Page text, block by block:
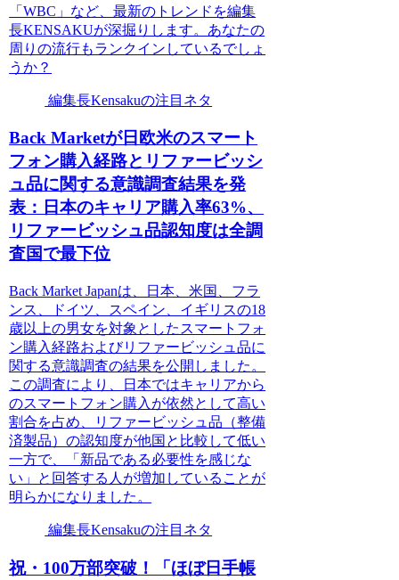
「WBC」など、最新のトレンドを編集
長KENSAKUが深掘りします。あなたの
周りの流行もランクインしているでしょ
うか？
編集長Kensakuの注目ネタ
Back Marketが日欧米のスマート
フォン購入経路とリファービッシ
ュ品に関する意識調査結果を発
表：日本のキャリア購入率63%、
リファービッシュ品認知度は全調
査国で最下位
Back Market Japanは、日本、米国、フラ
ンス、ドイツ、スペイン、イギリスの18
歳以上の男女を対象としたスマートフォ
ン購入経路およびリファービッシュ品に
関する意識調査の結果を公開しました。
この調査により、日本ではキャリアから
のスマートフォン購入が依然として高い
割合を占め、リファービッシュ品（整備
済製品）の認知度が他国と比較して低い
一方で、「新品である必要性を感じな
い」と回答する人が増加していることが
明らかになりました。
編集長Kensakuの注目ネタ
祝・100万部突破！「ほぼ日手帳